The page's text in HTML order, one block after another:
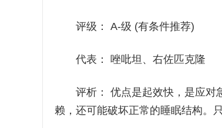
评级： A-级 (有条件推荐)
代表： 唑吡坦、右佐匹克隆
评析： 优点是起效快，是应对急
赖，还可能破坏正常的睡眠结构。